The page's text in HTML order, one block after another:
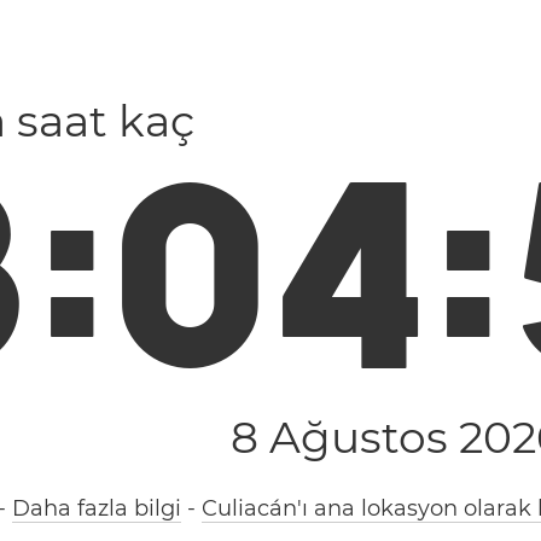
saat kaç
:04:
8 Ağustos
Daha fazla bilgi - Culiacán'ı ana lokasyon